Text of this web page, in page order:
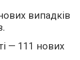
випадків
— 111 нових